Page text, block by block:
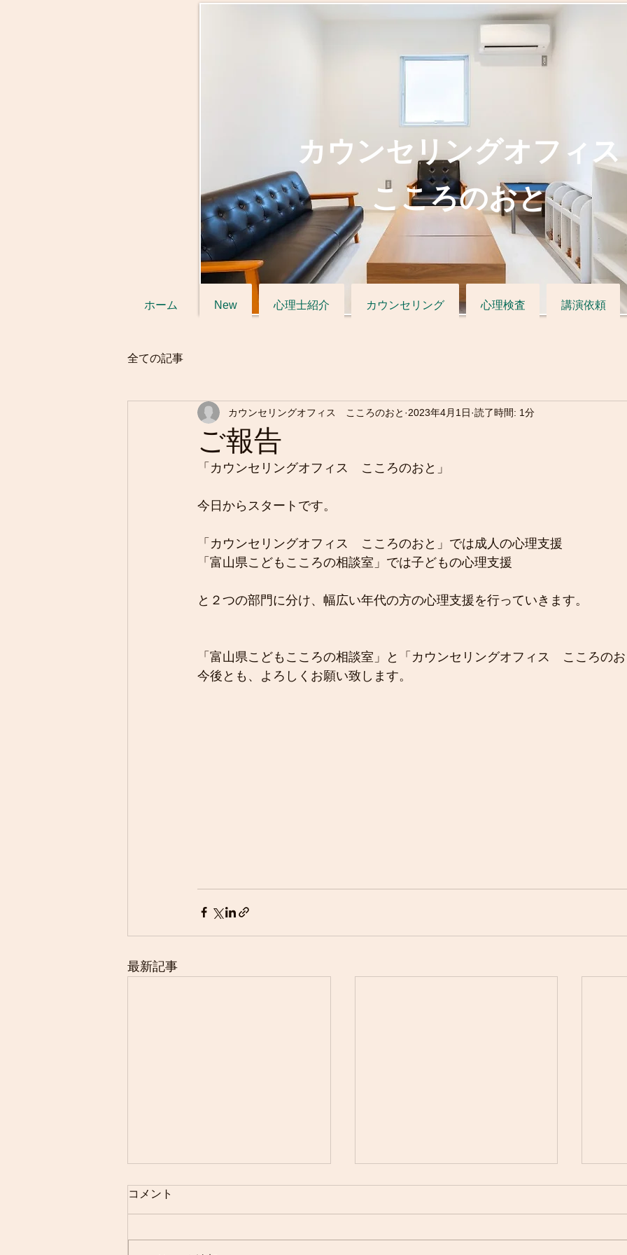
カウンセリングオフィス
こころのおと
ホーム New 心理士紹介 カウンセリング 心理検査 講演依頼
全ての記事
ご報告
カウンセリングオフィス こころのおと 2023年4月1日 読了時間: 1分
「カウンセリングオフィス　こころのおと」
今日からスタートです。
「カウンセリングオフィス　こころのおと」では成人の心理支援
「富山県こどもこころの相談室」では子どもの心理支援
と２つの部門に分け、幅広い年代の方の心理支援を行っていきます。
「富山県こどもこころの相談室」と「カウンセリングオフィス　こころの
今後とも、よろしくお願い致します。
最新記事
開業4年目
コメント